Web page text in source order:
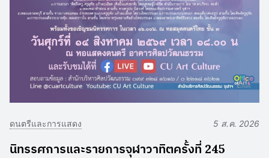
ดนตรีและการแสดง 5 ส.ค. 2026
นิทรรศการและรายการจุฬาวาทิตครั้งที่ 245